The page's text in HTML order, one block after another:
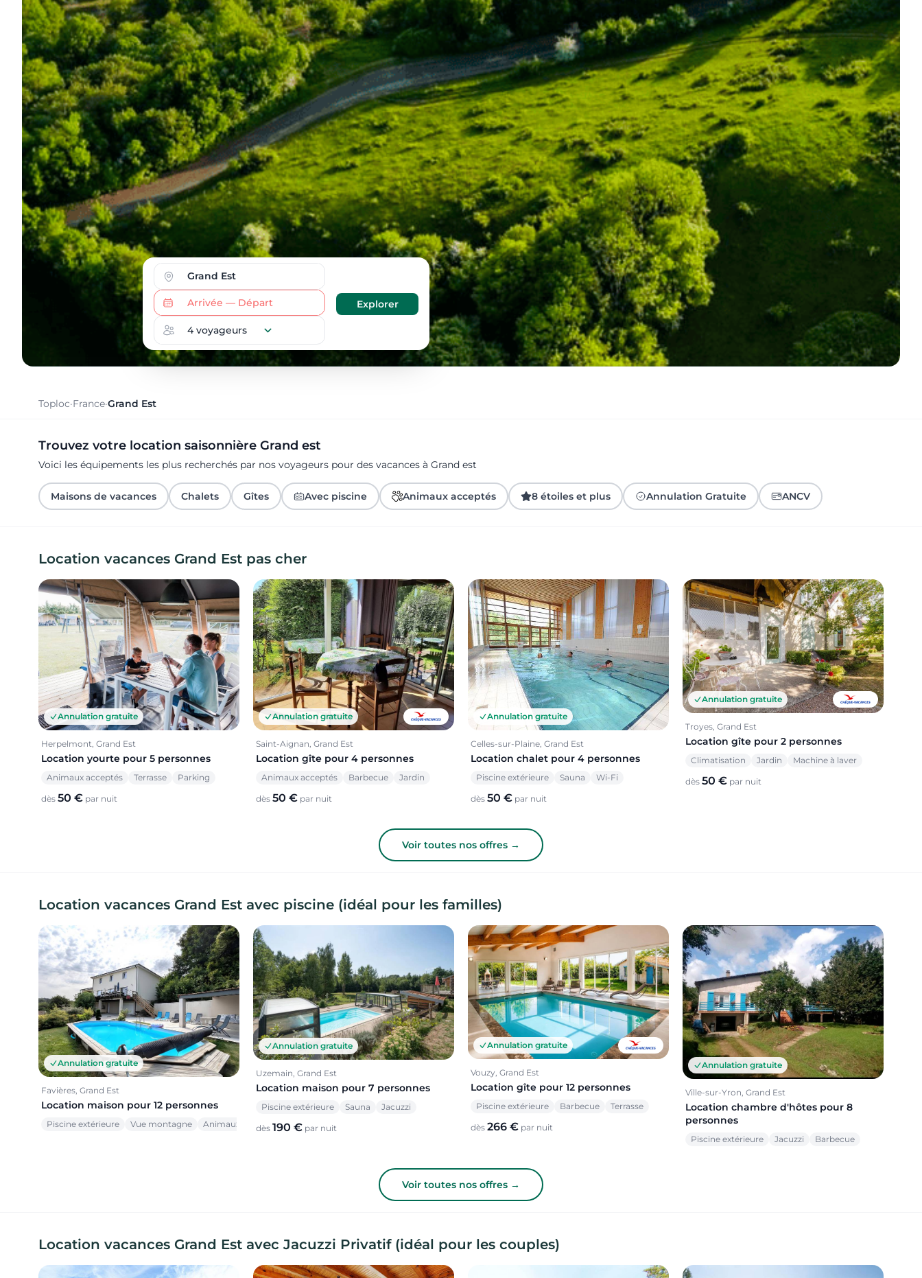
Toploc·France·Grand Est
Trouvez votre location saisonnière Grand est
Voici les équipements les plus recherchés par nos voyageurs pour des vacances à Grand est
Maisons de vacances Chalets Gîtes Avec piscine Animaux acceptés 8 étoiles et plus Annulation Gratuite ANCV
Location vacances Grand Est pas cher
Annulation gratuite
Herpelmont, Grand Est
Location yourte pour 5 personnes
Animaux acceptés Terrasse Parking
dès 50 € par nuit
Annulation gratuite
Saint-Aignan, Grand Est
Location gîte pour 4 personnes
Animaux acceptés Barbecue Jardin
dès 50 € par nuit
Annulation gratuite
Celles-sur-Plaine, Grand Est
Location chalet pour 4 personnes
Piscine extérieure Sauna Wi-Fi
dès 50 € par nuit
Annulation gratuite
Troyes, Grand Est
Location gîte pour 2 personnes
Climatisation Jardin Machine à laver
dès 50 € par nuit
Voir toutes nos offres →
Location vacances Grand Est avec piscine (idéal pour les familles)
Annulation gratuite
Favières, Grand Est
Location maison pour 12 personnes
Piscine extérieure Vue montagne Animaux acceptés
Annulation gratuite
Uzemain, Grand Est
Location maison pour 7 personnes
Piscine extérieure Sauna Jacuzzi
dès 190 € par nuit
Annulation gratuite
Vouzy, Grand Est
Location gîte pour 12 personnes
Piscine extérieure Barbecue Terrasse
dès 266 € par nuit
Annulation gratuite
Ville-sur-Yron, Grand Est
Location chambre d'hôtes pour 8
personnes
Piscine extérieure Jacuzzi Barbecue
Voir toutes nos offres →
Location vacances Grand Est avec Jacuzzi Privatif (idéal pour les couples)